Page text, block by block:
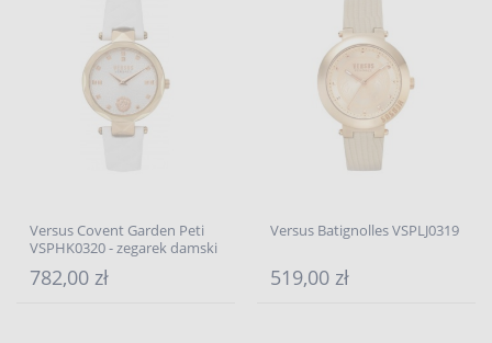
Versus Covent Garden Peti
VSPHK0320 - zegarek damski
782,00 zł
Versus Batignolles VSPLJ0319
519,00 zł